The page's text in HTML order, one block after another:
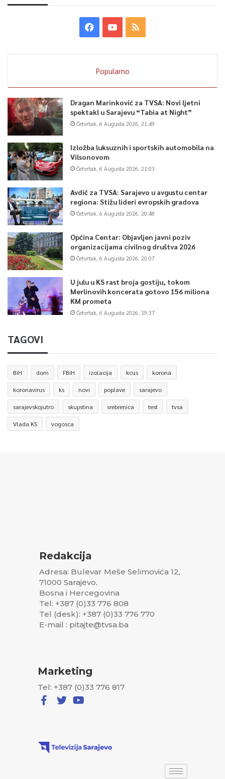
Popularno
Dragan Marinković za TVSA: Novi ljetni
spektakl u Sarajevu “Tabia at Night”
Četvrtak, 6 Augusta 2026, 21:49
Izložba luksuznih i sportskih automobila na
Vilsonovom
Četvrtak, 6 Augusta 2026, 21:03
Avdić za TVSA: Sarajevo u avgustu centar
regiona: Stižu lideri evropskih gradova
Četvrtak, 6 Augusta 2026, 20:48
Općina Centar: Objavljen javni poziv
organizacijama civilnog društva 2026
Četvrtak, 6 Augusta 2026, 20:07
U julu u KS rast broja gostiju, tokom
Merlinovih koncerata gotovo 156 miliona
KM prometa
Četvrtak, 6 Augusta 2026, 19:37
TAGOVI
BiH dom FBiH izolacija kcus korona
koronavirus ks novi poplave sarajevo
sarajevskojutro skupstina srebrenica test tvsa
Vlada KS vogosca
Redakcija
Adresa: Bulevar Meše Selimovića 12,
71000 Sarajevo,
Bosna i Hercegovina
Tel: +387 (0)33 776 808
Tel (desk): +387 (0)33 776 770
E-mail : pitajte@tvsa.ba
Marketing
Tel: +387 (0)33 776 817